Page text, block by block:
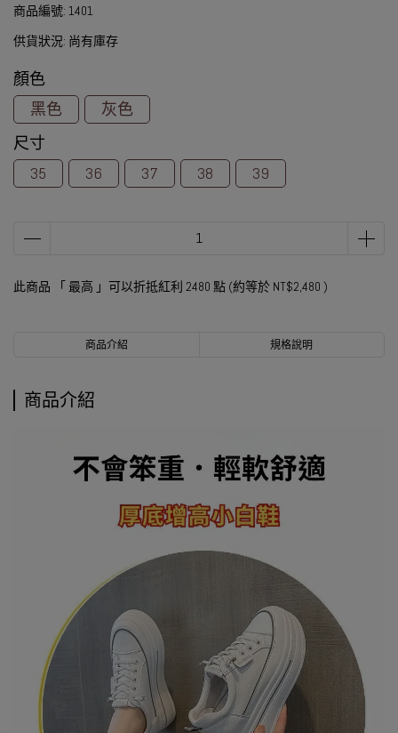
商品編號: 1401
供貨狀況: 尚有庫存
顏色
黑色
灰色
尺寸
35
36 37 38 39
此商品 「 最高 」可以折抵紅利 2480 點 (約等於 NT$2,480 )
商品介紹 規格說明
商品介紹